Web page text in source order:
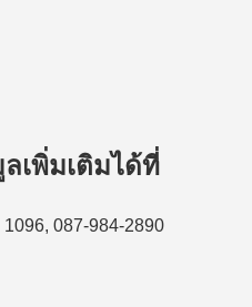
เพิ่มเติมได้ที่
087-984-2890